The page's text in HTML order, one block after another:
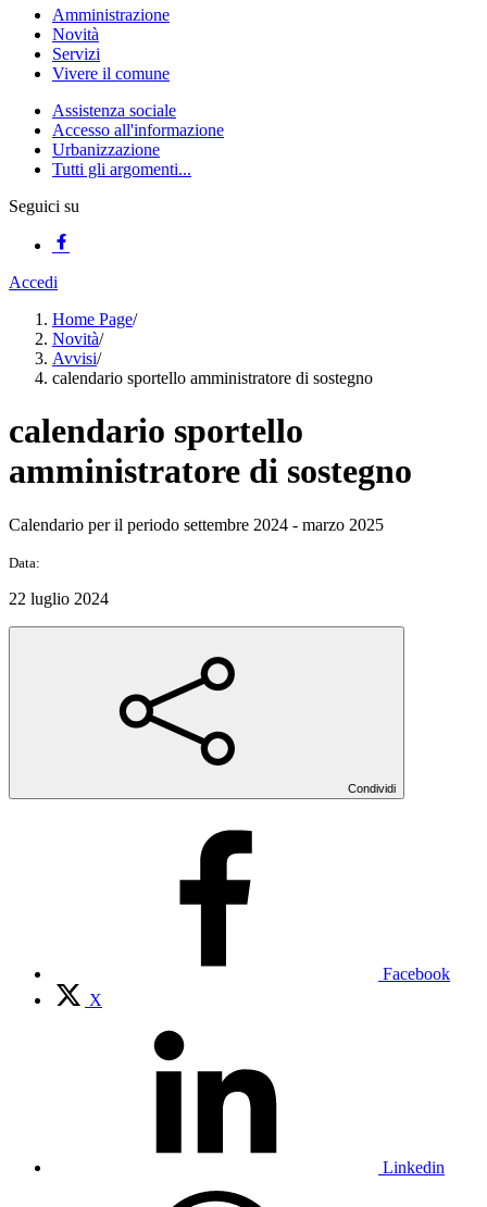
Amministrazione
Novità
Servizi
Vivere il comune
Assistenza sociale
Accesso all'informazione
Urbanizzazione
Tutti gli argomenti...
Seguici su
Accedi
Home Page/
Novità/
Avvisi/
calendario sportello amministratore di sostegno
calendario sportello
amministratore di sostegno
Calendario per il periodo settembre 2024 - marzo 2025
Data:
22 luglio 2024
Condividi
Facebook
X
Linkedin